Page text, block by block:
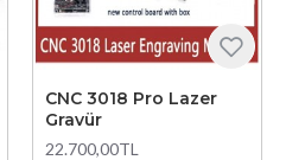
CNC 3018 Pro Lazer
Gravür
22.700,00TL